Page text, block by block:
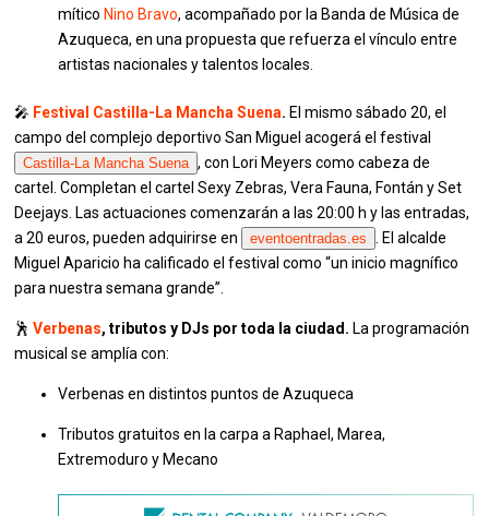
mítico Nino Bravo, acompañado por la Banda de Música de
Azuqueca, en una propuesta que refuerza el vínculo entre
artistas nacionales y talentos locales.
🎤 Festival Castilla-La Mancha Suena. El mismo sábado 20, el
campo del complejo deportivo San Miguel acogerá el festival
Castilla-La Mancha Suena , con Lori Meyers como cabeza de
cartel. Completan el cartel Sexy Zebras, Vera Fauna, Fontán y Set
Deejays. Las actuaciones comenzarán a las 20:00 h y las entradas,
a 20 euros, pueden adquirirse en
eventoentradas.es
. El alcalde
Miguel Aparicio ha calificado el festival como “un inicio magnífico
para nuestra semana grande”.
🕺Verbenas, tributos y DJs por toda la ciudad. La programación
musical se amplía con:
Verbenas en distintos puntos de Azuqueca
Tributos gratuitos en la carpa a Raphael, Marea,
Extremoduro y Mecano